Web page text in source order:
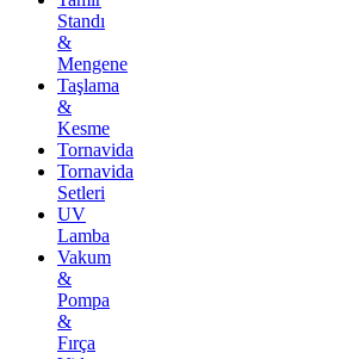
Standı
&
Mengene
Taşlama
&
Kesme
Tornavida
Tornavida
Setleri
UV
Lamba
Vakum
&
Pompa
&
Fırça